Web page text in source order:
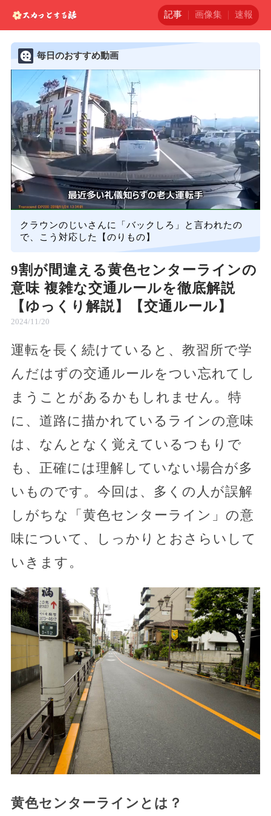
記事 画像集 速報
毎日のおすすめ動画
クラウンのじいさんに「バックしろ」と言われたの
で、こう対応した【のりもの】
9割が間違える黄色センターラインの
意味 複雑な交通ルールを徹底解説
【ゆっくり解説】【交通ルール】
2024/11/20
運転を長く続けていると、教習所で学
んだはずの交通ルールをつい忘れてし
まうことがあるかもしれません。特
に、道路に描かれているラインの意味
は、なんとなく覚えているつもりで
も、正確には理解していない場合が多
いものです。今回は、多くの人が誤解
しがちな「黄色センターライン」の意
味について、しっかりとおさらいして
いきます。
黄色センターラインとは？